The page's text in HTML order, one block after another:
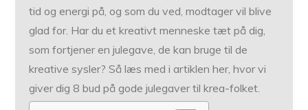
tid og energi på, og som du ved, modtager vil blive
glad for. Har du et kreativt menneske tæt på dig,
som fortjener en julegave, de kan bruge til de
kreative sysler? Så læs med i artiklen her, hvor vi
giver dig 8 bud på gode julegaver til krea-folket.